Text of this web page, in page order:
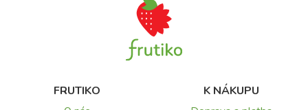
FRUTIKO K NÁKUPU